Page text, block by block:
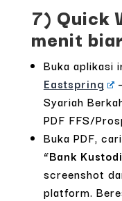
7) Quick
menit
Buka aplikasi
Eastspring
Syariah
PDF FFS/
Buka PDF,
“Bank
screenshot
platform.